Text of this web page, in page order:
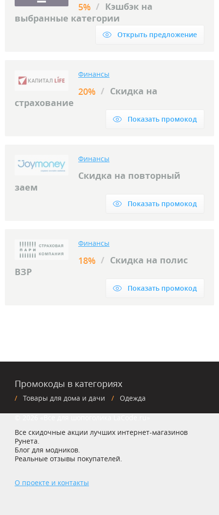
5% / Кэшбэк на
выбранные категории
Открыть предложение
Финансы
20% / Скидка на
страхование
Показать промокод
Финансы
Скидка на повторный
заем
Показать промокод
Финансы
18% / Скидка на полис
ВЗР
Показать промокод
Промокоды в категориях
Товары для дома и дачи Одежда
Все скидочные акции лучших интернет-магазинов
Рунета.
Блог для модников.
Реальные отзывы покупателей.
О проекте и контакты